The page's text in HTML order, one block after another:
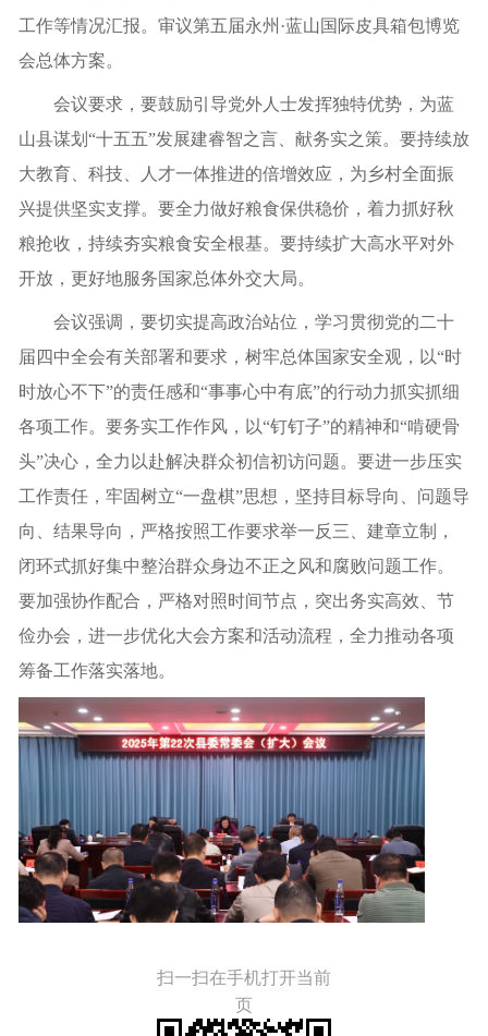
工作等情况汇报。审议第五届永州·蓝山国际皮具箱包博览
会总体方案。
会议要求，要鼓励引导党外人士发挥独特优势，为蓝
山县谋划“十五五”发展建睿智之言、献务实之策。要持续放
大教育、科技、人才一体推进的倍增效应，为乡村全面振
兴提供坚实支撑。要全力做好粮食保供稳价，着力抓好秋
粮抢收，持续夯实粮食安全根基。要持续扩大高水平对外
开放，更好地服务国家总体外交大局。
会议强调，要切实提高政治站位，学习贯彻党的二十
届四中全会有关部署和要求，树牢总体国家安全观，以“时
时放心不下”的责任感和“事事心中有底”的行动力抓实抓细
各项工作。要务实工作作风，以“钉钉子”的精神和“啃硬骨
头”决心，全力以赴解决群众初信初访问题。要进一步压实
工作责任，牢固树立“一盘棋”思想，坚持目标导向、问题导
向、结果导向，严格按照工作要求举一反三、建章立制，
闭环式抓好集中整治群众身边不正之风和腐败问题工作。
要加强协作配合，严格对照时间节点，突出务实高效、节
俭办会，进一步优化大会方案和活动流程，全力推动各项
筹备工作落实落地。
扫一扫在手机打开当前
页